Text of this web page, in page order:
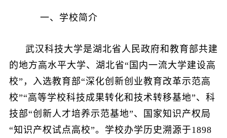
一、学校简介
武汉科技大学是湖北省人民政府和教育部共建
的地方高水平大学、湖北省“国内一流大学建设高
校”，入选教育部“深化创新创业教育改革示范高
校”“高等学校科技成果转化和技术转移基地”、科
技部“创新人才培养示范基地”、国家知识产权局
“知识产权试点高校”。学校办学历史溯源于1898